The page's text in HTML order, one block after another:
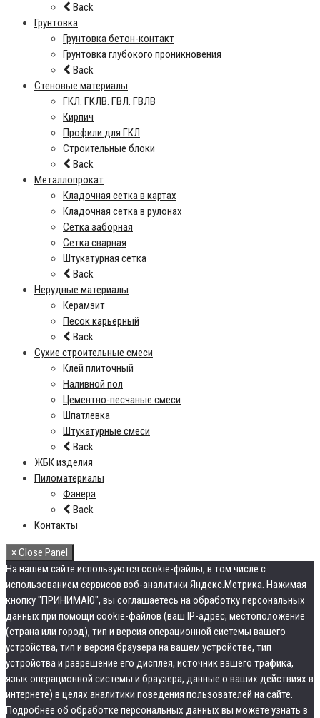
Back
Грунтовка
Грунтовка бетон-контакт
Грунтовка глубокого проникновения
Back
Стеновые материалы
ГКЛ. ГКЛВ. ГВЛ. ГВЛВ
Кирпич
Профили для ГКЛ
Строительные блоки
Back
Металлопрокат
Кладочная сетка в картах
Кладочная сетка в рулонах
Сетка заборная
Сетка сварная
Штукатурная сетка
Back
Нерудные материалы
Керамзит
Песок карьерный
Back
Сухие строительные смеси
Клей плиточный
Наливной пол
Цементно-песчаные смеси
Шпатлевка
Штукатурные смеси
Back
ЖБК изделия
Пиломатериалы
Фанера
Back
Контакты
× Close Panel
На нашем сайте используются cookie-файлы, в том числе с
использованием сервисов вэб-аналитики Яндекс.Метрика. Нажимая
кнопку "ПРИНИМАЮ", вы соглашаетесь на обработку персональных
данных при помощи cookie-файлов (ваш IP-адрес, местоположение
(страна или город), тип и версия операционной системы вашего
устройства, тип и версия браузера на вашем устройстве, тип
устройства и разрешение его дисплея, источник вашего трафика,
язык операционной системы и браузера, данные о ваших действиях в
интернете) в целях аналитики поведения пользователей на сайте.
Подробнее об обработке персональных данных вы можете узнать в